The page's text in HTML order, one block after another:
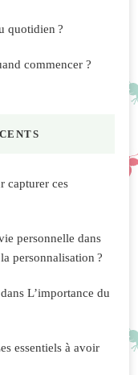
quotidien ?
commencer ?
capturer ces
personnelle dans
personnalisation ?
dans L’importance du
essentiels à avoir